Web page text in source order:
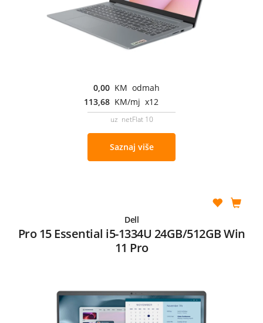
0,00 KM odmah
113,68 KM/mj x12
uz netFlat 10
Saznaj više
Dell
Pro 15 Essential i5-1334U 24GB/512GB Win
11 Pro